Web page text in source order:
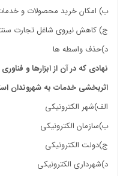
ب) امکان خرید محصولات و
ج) کاهش نیروی شاغل تجارت
د)حذف واسطه ها
نهادی که در آن از ابزارها و
اثربخشی خدمات به شهروندان
الف)شهر الکترونیکی
ب)سازمان الکترونیکی
ج)دولت الکترونیکی
د)شهرداری الکترونیکی